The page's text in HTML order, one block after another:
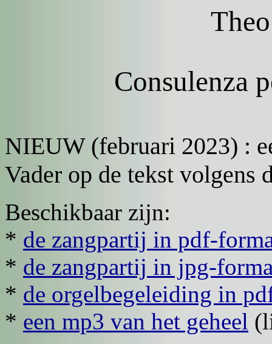
Consulenza
NIEUW (februari 2023) :
Vader op de tekst
Beschikbaar zijn:
* de zangpartij in pdf-
* de zangpartij in jpg-
* de orgelbegeleiding in
* een mp3 van het geheel